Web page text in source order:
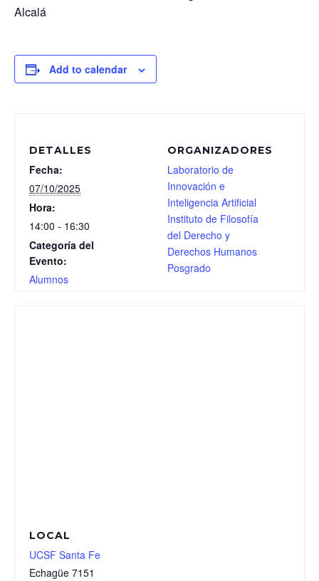
Alcalá
Add to calendar
DETALLES
Fecha:
07/10/2025
Hora:
14:00 - 16:30
Categoría del
Evento:
Alumnos
ORGANIZADORES
Laboratorio de
Innovación e
Inteligencia Artificial
Instituto de Filosofía
del Derecho y
Derechos Humanos
Posgrado
LOCAL
UCSF Santa Fe
Echagüe 7151